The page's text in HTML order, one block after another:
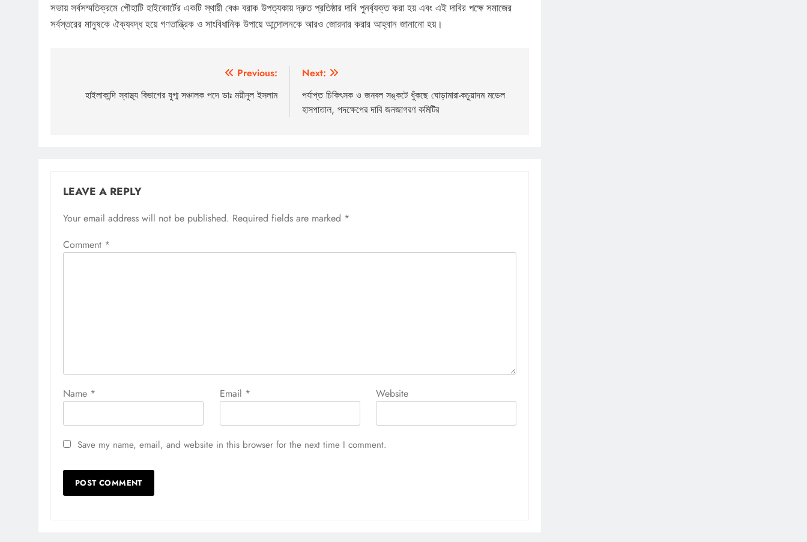
সভায় সর্বসম্মতিক্রমে গৌহাটি হাইকোর্টের একটি স্থায়ী বেঞ্চ বরাক উপত্যকায় দ্রুত প্রতিষ্ঠার দাবি পুনর্ব্যক্ত করা হয় এবং এই দাবির পক্ষে সমাজের
সর্বস্তরের মানুষকে ঐক্যবদ্ধ হয়ে গণতান্ত্রিক ও সাংবিধানিক উপায়ে আন্দোলনকে আরও জোরদার করার আহ্বান জানানো হয়।
navigation
Previous:
হাইলাকান্দি স্বাস্থ্য বিভাগের যুগ্ম সঞ্চালক পদে ডাঃ ময়ীনুল ইসলাম
Next:
পর্যাপ্ত চিকিৎসক ও জনবল সঙ্কটে ধুঁকছে ঘোড়ামারা-কচুয়াদম মডেল
হাসপাতাল, পদক্ষেপের দাবি জনজাগরণ কমিটির
LEAVE A REPLY
Your email address will not be published. Required fields are marked *
Comment *
Name * Email * Website
Save my name, email, and website in this browser for the next time I comment.